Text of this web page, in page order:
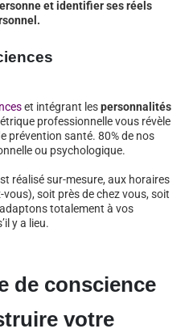
et identifier ses réels
et intégrant lespersonnalités
professionnelle vous révèle
prévention santé. 80% de nos
ou psychologique.
réalisé sur-mesure, aux horaires
soit près de chez vous, soit
totalement à vos
y a lieu.
de conscience
votre